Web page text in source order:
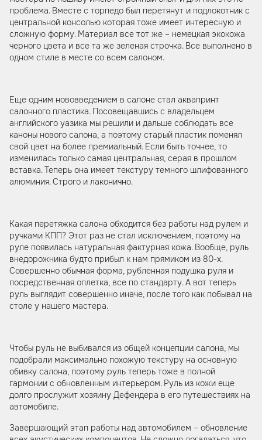
проблема. Вместе с торпедо был перетянут и подлокотник с
центральной консолью которая тоже имеет интересную и
сложную форму. Материал все тот же – немецкая экокожа
черного цвета и все та же зеленая строчка. Все выполнено в
одном стиле в месте со всем салоном.
Еще одним нововведением в салоне стал аквапринт
салонного пластика. Посовещавшись с владельцем
английского уазика мы решили и дальше соблюдать все
каноны нового салона, а поэтому старый пластик поменял
свой цвет на более премиальный. Если быть точнее, то
изменилась только самая центральная, серая в прошлом
вставка. Теперь она имеет текстуру темного шлифованного
алюминия. Строго и лаконично.
Какая перетяжка салона обходится без работы над рулем и
ручками КПП? Этот раз не стал исключением, поэтому на
руле появилась натуральная фактурная кожа. Вообще, руль
внедорожника будто прибыл к нам прямиком из 80-х.
Совершенно обычная форма, рубленная подушка руля и
посредственная оплетка, все по стандарту. А вот теперь
руль выглядит совершенно иначе, после того как побывал на
столе у нашего мастера.
Чтобы руль не выбивался из общей концепции салона, мы
подобрали максимально похожую текстуру на основную
обивку салона, поэтому руль теперь тоже в полной
гармонии с обновленным интерьером. Руль из кожи еще
долго прослужит хозяину Дефендера в его путешествиях на
автомобиле.
Завершающий этап работы над автомобилем – обновление